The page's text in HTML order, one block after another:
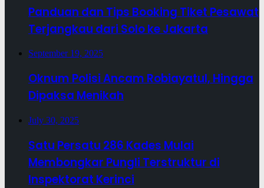
Panduan dan Tips Booking Tiket Pesawat
Terjangkau dari Solo ke Jakarta
September 19, 2025
Oknum Polisi Ancam Robiayatul, Hingga
Dipaksa Menikah
July 30, 2025
Satu Persatu 286 Kades Mulai
Membongkar Pungli Terstruktur di
Inspektorat Kerinci